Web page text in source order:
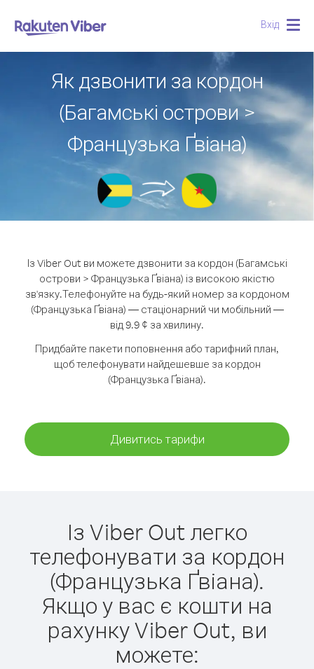
Вхід
Як дзвонити за кордон
(Багамські острови >
Французька Ґвіана)
Із Viber Out ви можете дзвонити за кордон (Багамські
острови > Французька Ґвіана) із високою якістю
зв'язку.Телефонуйте на будь-який номер за кордоном
(Французька Ґвіана) — стаціонарний чи мобільний —
від 9.9 ¢ за хвилину.
Придбайте пакети поповнення або тарифний план,
щоб телефонувати найдешевше за кордон
(Французька Ґвіана).
Дивитись тарифи
Із Viber Out легко
телефонувати за кордон
(Французька Ґвіана).
Якщо у вас є кошти на
рахунку Viber Out, ви
можете: